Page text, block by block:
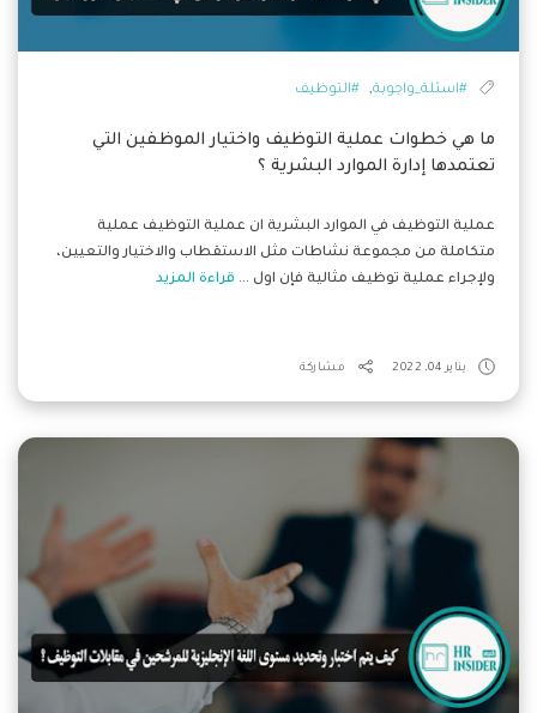
#اسئلة_واجوبة, #التوظيف
ما هي خطوات عملية التوظيف واختيار الموظفين التي
تعتمدها إدارة الموارد البشرية ؟
عملية التوظيف في الموارد البشرية ان عملية التوظيف عملية
متكاملة من مجموعة نشاطات مثل الاستقطاب والاختيار والتعيين،
ولإجراء عملية توظيف مثالية فإن اول ... قراءة المزيد
يناير 04, 2022 مشاركة